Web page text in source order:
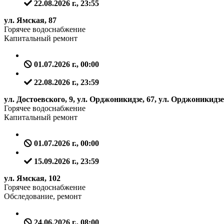
22.08.2026 г., 23:55
ул. Ямская, 87
Горячее водоснабжение
Капитальный ремонт
01.07.2026 г., 00:00
22.08.2026 г., 23:59
ул. Достоевского, 9, ул. Орджоникидзе, 67, ул.
Горячее водоснабжение
Капитальный ремонт
01.07.2026 г., 00:00
15.09.2026 г., 23:59
ул. Ямская, 102
Горячее водоснабжение
Обследование, ремонт
24.06.2026 г., 08:00